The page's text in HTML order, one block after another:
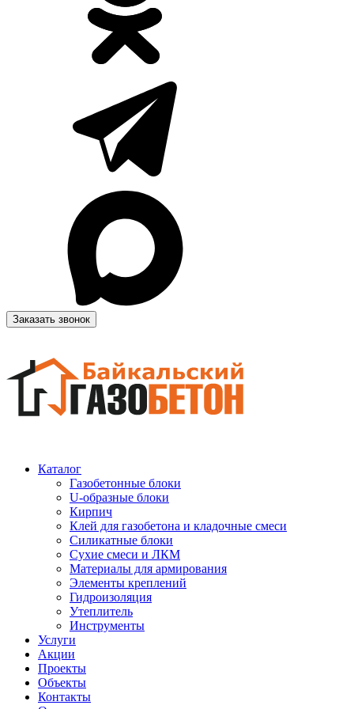
Заказать звонок
Каталог
Газобетонные блоки
U-образные блоки
Кирпич
Клей для газобетона и кладочные смеси
Силикатные блоки
Сухие смеси и ЛКМ
Материалы для армирования
Элементы креплений
Гидроизоляция
Утеплитель
Инструменты
Услуги
Акции
Проекты
Объекты
Контакты